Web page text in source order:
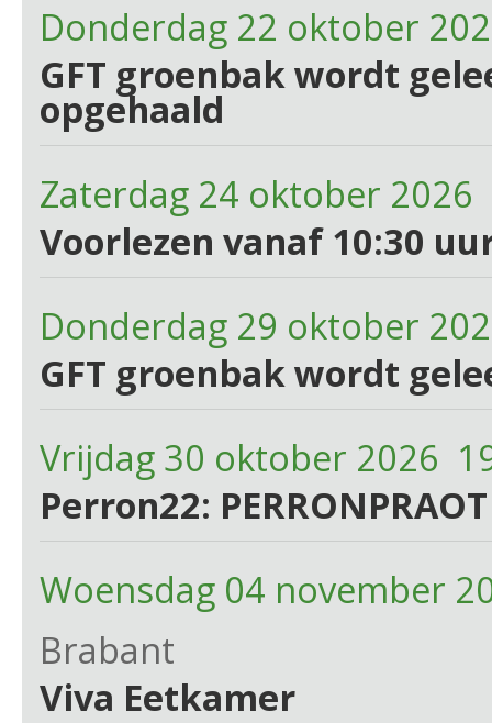
Donderdag 22 oktober
GFT groenbak wordt
opgehaald
Zaterdag 24 oktober
Voorlezen vanaf 10:30
Donderdag 29 oktober
GFT groenbak wordt
Vrijdag 30 oktober 2026
Perron22: PERRONPRAOT
Woensdag 04 november
Brabant
Viva Eetkamer